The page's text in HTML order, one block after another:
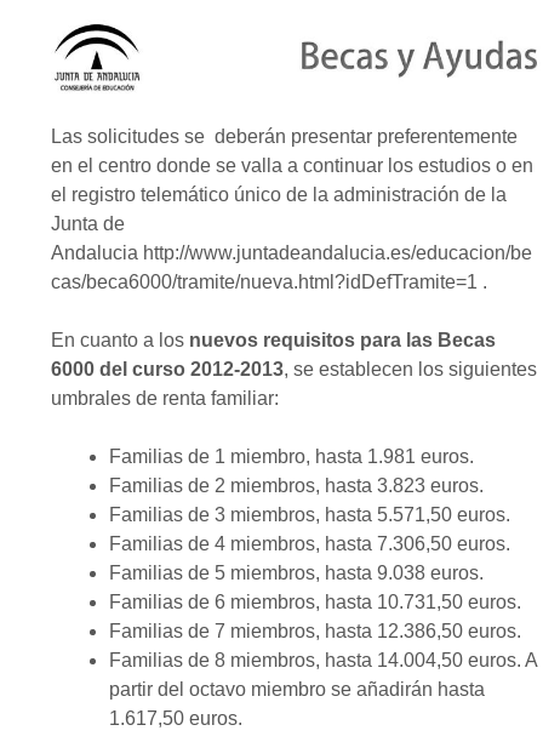
Las solicitudes se deberán presentar preferentemente
en el centro donde se valla a continuar los estudios o en
el registro telemático único de la administración de la
Junta de
Andalucia http://www.juntadeandalucia.es/educacion/be
cas/beca6000/tramite/nueva.html?idDefTramite=1 .
En cuanto a los nuevos requisitos para las Becas
6000 del curso 2012-2013, se establecen los siguientes
umbrales de renta familiar:
Familias de 1 miembro, hasta 1.981 euros.
Familias de 2 miembros, hasta 3.823 euros.
Familias de 3 miembros, hasta 5.571,50 euros.
Familias de 4 miembros, hasta 7.306,50 euros.
Familias de 5 miembros, hasta 9.038 euros.
Familias de 6 miembros, hasta 10.731,50 euros.
Familias de 7 miembros, hasta 12.386,50 euros.
Familias de 8 miembros, hasta 14.004,50 euros. A
partir del octavo miembro se añadirán hasta
1.617,50 euros.